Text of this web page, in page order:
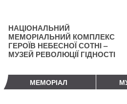
НАЦІОНАЛЬНИЙ
МЕМОРІАЛЬНИЙ КОМПЛЕКС
ГЕРОЇВ НЕБЕСНОЇ СОТНІ –
МУЗЕЙ РЕВОЛЮЦІЇ ГІДНОСТІ
МЕМОРІАЛ